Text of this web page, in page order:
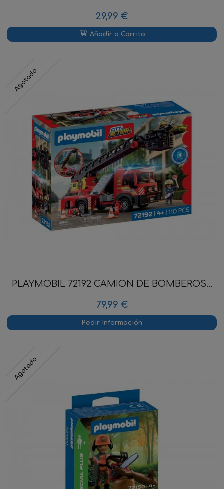
29,99 €
Añadir a Carrito
Agotado
PLAYMOBIL 72192 CAMION DE BOMBEROS...
79,99 €
Pedir Información
Agotado